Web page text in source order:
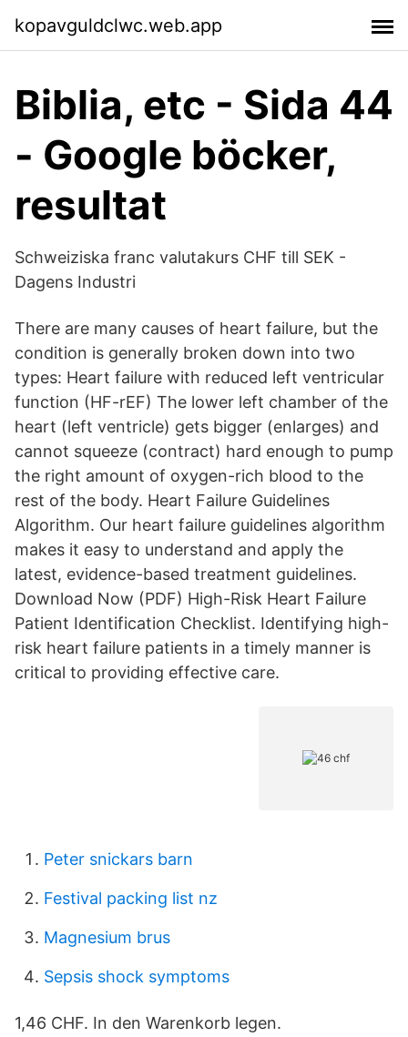
kopavguldclwc.web.app
Biblia, etc - Sida 44
- Google böcker,
resultat
Schweiziska franc valutakurs CHF till SEK -
Dagens Industri
There are many causes of heart failure, but the
condition is generally broken down into two
types: Heart failure with reduced left ventricular
function (HF-rEF) The lower left chamber of the
heart (left ventricle) gets bigger (enlarges) and
cannot squeeze (contract) hard enough to pump
the right amount of oxygen-rich blood to the
rest of the body. Heart Failure Guidelines
Algorithm. Our heart failure guidelines algorithm
makes it easy to understand and apply the
latest, evidence-based treatment guidelines.
Download Now (PDF) High-Risk Heart Failure
Patient Identification Checklist. Identifying high-
risk heart failure patients in a timely manner is
critical to providing effective care.
Peter snickars barn
Festival packing list nz
Magnesium brus
Sepsis shock symptoms
1,46 CHF. In den Warenkorb legen.